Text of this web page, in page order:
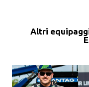
Altri